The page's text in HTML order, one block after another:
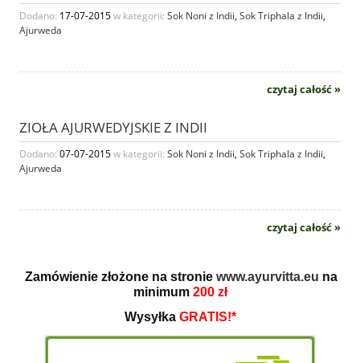
Dodano: 17-07-2015w kategorii: Sok Noni z Indii, Sok Triphala z Indii,
Ajurweda
czytaj całość »
ZIOŁA AJURWEDYJSKIE Z INDII
Dodano: 07-07-2015w kategorii: Sok Noni z Indii, Sok Triphala z Indii,
Ajurweda
czytaj całość »
Zamówienie złożone na stronie www.ayurvitta.eu na
minimum 200 zł
Wysyłka GRATIS!*